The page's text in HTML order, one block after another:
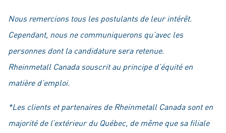
Nous remercions tous les postulants de leur intérêt.
Cependant, nous ne communiquerons qu’avec les
personnes dont la candidature sera retenue.
Rheinmetall Canada souscrit au principe d’équité en
matière d’emploi.
*Les clients et partenaires de Rheinmetall Canada sont en
majorité de l’extérieur du Québec, de même que sa filiale